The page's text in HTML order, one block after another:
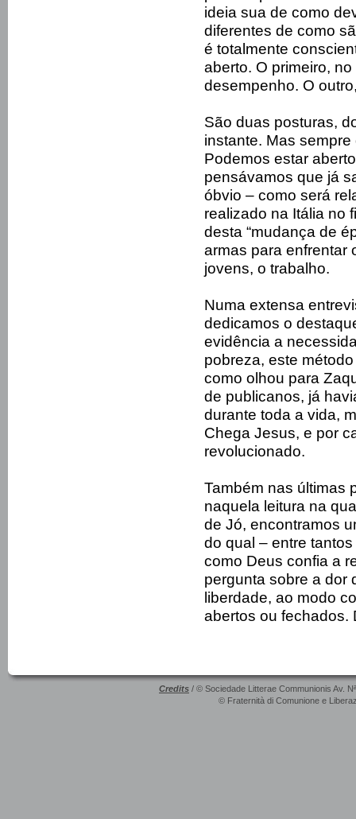
ideia sua de como
diferentes de como
é totalmente
aberto. O primeiro,
desempenho. O
São duas posturas,
instante. Mas
Podemos estar
pensávamos que já
óbvio – como será
realizado na Itália no
desta “mudança de
armas para enfrentar
jovens, o trabalho.
Numa extensa
dedicamos o
evidência a
pobreza, este
como olhou para
de publicanos, já
durante toda a vida,
Chega Jesus, e por
revolucionado.
Também nas últimas
naquela leitura na
de Jó, encontramos
do qual – entre
como Deus confia a
pergunta sobre a dor
liberdade, ao modo
abertos ou fechados.
Credits / © Sociedade Litterae Communionis Av.
© Fraternità di Comunione e